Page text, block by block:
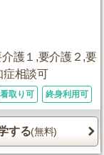
護１,要介護２,要
症相談可
看取り可 終身利用可
する(無料)